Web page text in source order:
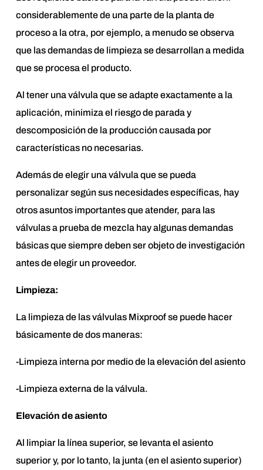
considerablemente de una parte de la planta de
proceso a la otra, por ejemplo, a menudo se observa
que las demandas de limpieza se desarrollan a medida
que se procesa el producto.
Al tener una válvula que se adapte exactamente a la
aplicación, minimiza el riesgo de parada y
descomposición de la producción causada por
características no necesarias.
Además de elegir una válvula que se pueda
personalizar según sus necesidades específicas, hay
otros asuntos importantes que atender, para las
válvulas a prueba de mezcla hay algunas demandas
básicas que siempre deben ser objeto de investigación
antes de elegir un proveedor.
Limpieza:
La limpieza de las válvulas Mixproof se puede hacer
básicamente de dos maneras:
-Limpieza interna por medio de la elevación del asiento
-Limpieza externa de la válvula.
Elevación de asiento
Al limpiar la línea superior, se levanta el asiento
superior y, por lo tanto, la junta (en el asiento superior)